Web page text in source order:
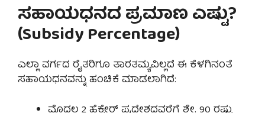
ಸಹಾಯಧನದ ಪ್ರಮಾಣ ಎಷ್ಟು?
(Subsidy Percentage)
ಎಲ್ಲಾ ವರ್ಗದ ರೈತರಿಗೂ ತಾರತಮ್ಯವಿಲ್ಲದೆ ಈ ಕೆಳಗಿನಂತೆ
ಸಹಾಯಧನವನ್ನು ಹಂಚಿಕೆ ಮಾಡಲಾಗಿದೆ: